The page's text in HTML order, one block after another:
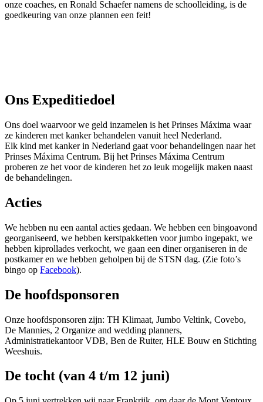
onze coaches, en Ronald Schaefer namens de schoolleiding, is de
goedkeuring van onze plannen een feit!
Ons Expeditiedoel
Ons doel waarvoor we geld inzamelen is het Prinses Máxima waar
ze kinderen met kanker behandelen vanuit heel Nederland.
Elk kind met kanker in Nederland gaat voor behandelingen naar het
Prinses Máxima Centrum. Bij het Prinses Máxima Centrum
proberen ze het voor de kinderen het zo leuk mogelijk maken naast
de behandelingen.
Acties
We hebben nu een aantal acties gedaan. We hebben een bingoavond
georganiseerd, we hebben kerstpakketten voor jumbo ingepakt, we
hebben kiprollades verkocht, we gaan een diner organiseren in de
postkamer en we hebben geholpen bij de STSN dag. (Zie foto’s
bingo op Facebook).
De hoofdsponsoren
Onze hoofdsponsoren zijn: TH Klimaat, Jumbo Veltink, Covebo,
De Mannies, 2 Organize and wedding planners,
Administratiekantoor VDB, Ben de Ruiter, HLE Bouw en Stichting
Weeshuis.
De tocht (van 4 t/m 12 juni)